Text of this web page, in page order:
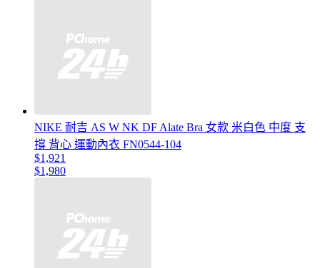
NIKE 耐吉 AS W NK DF Alate Bra 女款 米白色 中度 支
撐 背心 運動內衣 FN0544-104
$1,921
$1,980